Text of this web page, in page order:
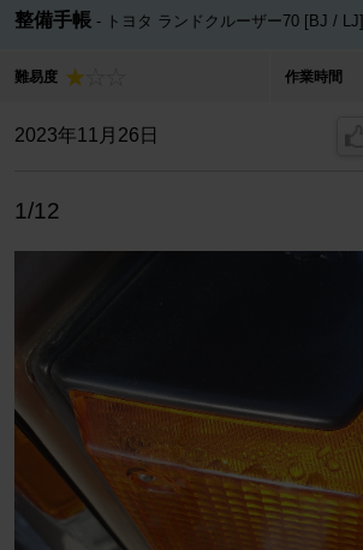
整備手帳 トヨタ ランドクルーザー70 [BJ / LJ]
難易度 作業時間
2023年11月26日
1/12